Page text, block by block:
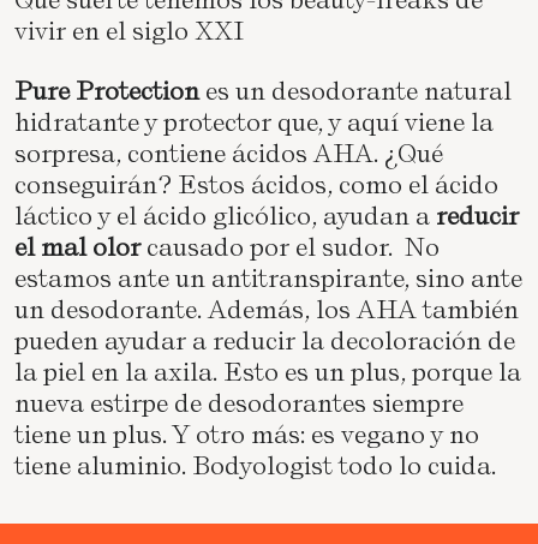
vivir en el siglo XXI
Pure Protectiones un desodorante natural
hidratante y protector que, y aquí viene la
sorpresa, contiene ácidos AHA. ¿Qué
conseguirán? Estos ácidos, como el ácido
láctico y el ácido glicólico, ayudan a reducir
el mal olorcausado por el sudor. No
estamos ante un antitranspirante, sino ante
un desodorante. Además, los AHA también
pueden ayudar a reducir la decoloración de
la piel en la axila. Esto es un plus, porque la
nueva estirpe de desodorantes siempre
tiene un plus. Y otro más: es vegano y no
tiene aluminio. Bodyologist todo lo cuida.